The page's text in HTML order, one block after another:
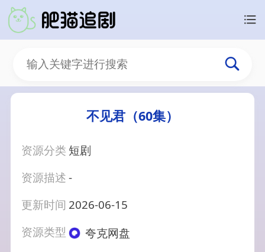
不见君（60集）
资源分类 短剧
资源描述-
更新时间 2026-06-15
资源类型
夸克网盘